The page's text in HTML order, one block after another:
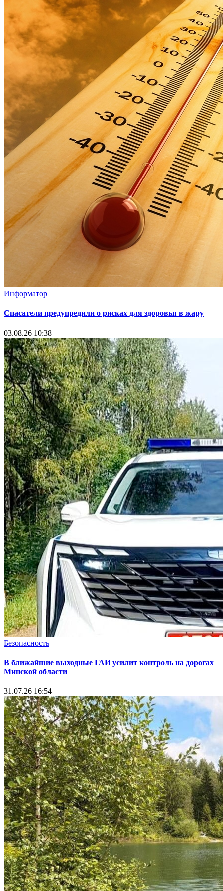
Информатор
Спасатели предупредили о рисках для здоровья в жару
03.08.26 10:38
Безопасность
В ближайшие выходные ГАИ усилит контроль на дорогах
Минской области
31.07.26 16:54